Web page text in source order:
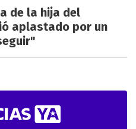
de la hija del
aplastado por un